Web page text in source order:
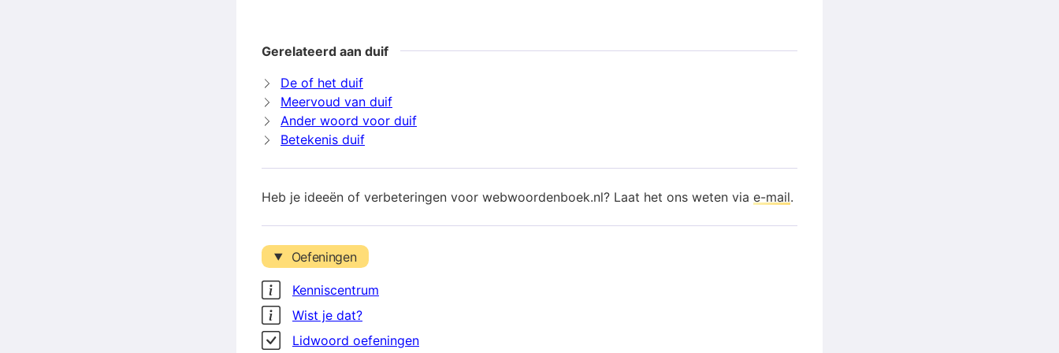
Gerelateerd aan duif
De of het duif
Meervoud van duif
Ander woord voor duif
Betekenis duif
Heb je ideeën of verbeteringen voor webwoordenboek.nl? Laat het ons weten via e-mail.
Oefeningen
Kenniscentrum
Wist je dat?
Lidwoord oefeningen